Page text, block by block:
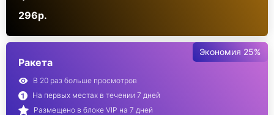
296р.
Экономия 25%
Ракета
В 20 раз больше просмотров
На первых местах в течении 7 дней
Размещено в блоке VIP на 7 дней